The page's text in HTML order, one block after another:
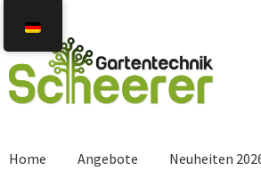
Navigation
springen
Inhalt
springen
Home Angebote Neuheiten